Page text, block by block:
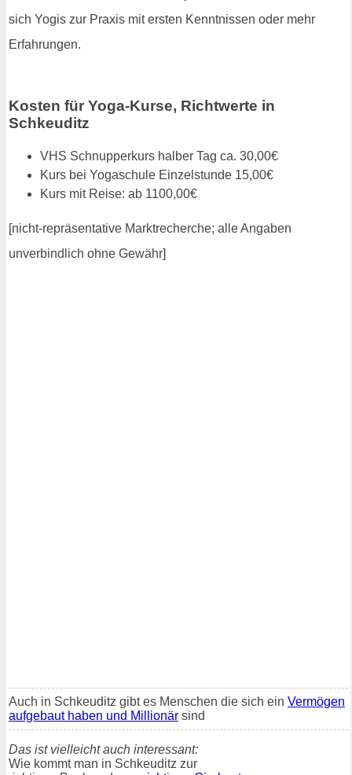
sich Yogis zur Praxis mit ersten Kenntnissen oder mehr
Erfahrungen.
Kosten für Yoga-Kurse, Richtwerte in
Schkeuditz
VHS Schnupperkurs halber Tag ca. 30,00€
Kurs bei Yogaschule Einzelstunde 15,00€
Kurs mit Reise: ab 1100,00€
[nicht-repräsentative Marktrecherche; alle Angaben
unverbindlich ohne Gewähr]
Auch in Schkeuditz gibt es Menschen die sich ein Vermögen
aufgebaut haben und Millionär sind
Das ist vielleicht auch interessant:
Wie kommt man in Schkeuditz zur